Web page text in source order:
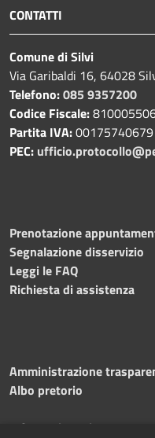
CONTATTI
Comune di Silvi
Via Garibaldi 16, 64028
Telefono:085 9357200
Codice Fiscale:
Partita IVA:00175740679
PEC:
Prenotazione
Segnalazione disservizio
Leggi le FAQ
Richiesta di assistenza
Amministrazione
Albo pretorio
Informativa privacy